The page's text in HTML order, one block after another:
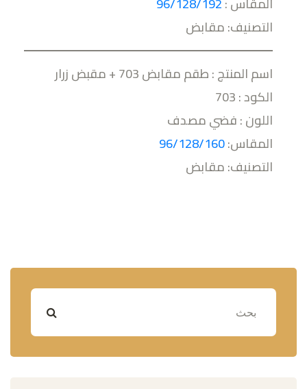
التصنيف: مقابض
اسم المنتج : طقم مقابض 703 + مقبض زرار
الكود : 703
اللون : فضي مصدف
المقاس:96/128/160
التصنيف: مقابض